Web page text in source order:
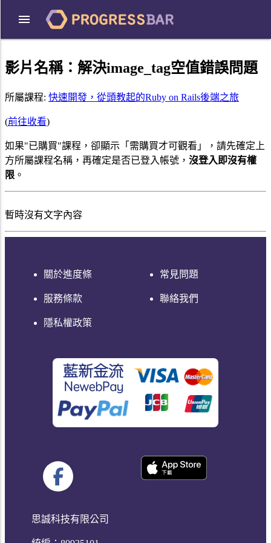
影片名稱： 解決image_tag空值錯誤問題
所屬課程: 快速開發，從頭教起的Ruby on Rails後端之旅
(前往收看)
如果"已購買"課程，卻顯示「需購買才可觀看」，請先確定上
方所屬課程名稱，再確定是否已登入帳號， 沒登入即沒有權
限 。
暫時沒有文字內容
關於進度條
服務條款
隱私權政策
常見問題
聯絡我們
思誠科技有限公司